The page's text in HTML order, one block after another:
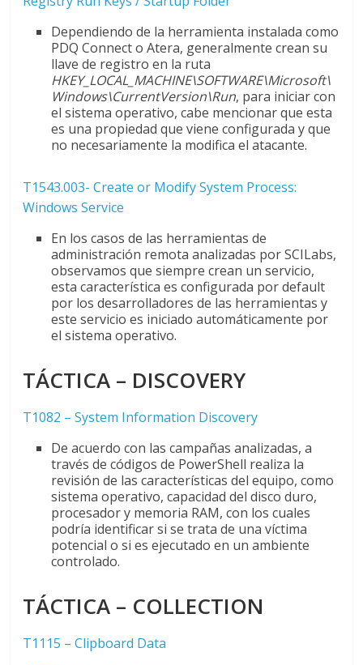
Dependiendo de la herramienta instalada como
PDQ Connect o Atera, generalmente crean su
llave de registro en la ruta
HKEY_LOCAL_MACHINE\SOFTWARE\Microsoft\
Windows\CurrentVersion\Run, para iniciar con
el sistema operativo, cabe mencionar que esta
es una propiedad que viene configurada y que
no necesariamente la modifica el atacante.
T1543.003- Create or Modify System Process:
Windows Service
En los casos de las herramientas de
administración remota analizadas por SCILabs,
observamos que siempre crean un servicio,
esta característica es configurada por default
por los desarrolladores de las herramientas y
este servicio es iniciado automáticamente por
el sistema operativo.
TÁCTICA – DISCOVERY
T1082 – System Information Discovery
De acuerdo con las campañas analizadas, a
través de códigos de PowerShell realiza la
revisión de las características del equipo, como
sistema operativo, capacidad del disco duro,
procesador y memoria RAM, con los cuales
podría identificar si se trata de una víctima
potencial o si es ejecutado en un ambiente
controlado.
TÁCTICA – COLLECTION
T1115 – Clipboard Data